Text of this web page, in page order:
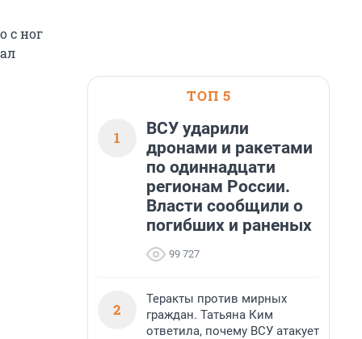
с ног
ТОП 5
1
ВСУ ударили
дронами и ракетами
по одиннадцати
регионам России.
Власти сообщили о
погибших и раненых
99 727
2
Теракты против мирных
граждан. Татьяна Ким
ответила, почему ВСУ атакует